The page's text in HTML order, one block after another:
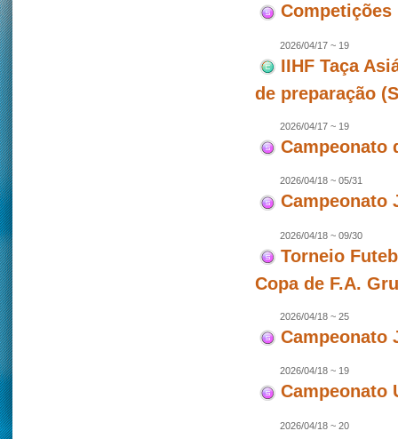
Competições
2026/04/17 ~ 19
IIHF Taça
de preparação
2026/04/17 ~ 19
Campeonato
2026/04/18 ~ 05/31
Campeonato
2026/04/18 ~ 09/30
Torneio
Copa de F.A.
2026/04/18 ~ 25
Campeonato
2026/04/18 ~ 19
Campeonato
2026/04/18 ~ 20